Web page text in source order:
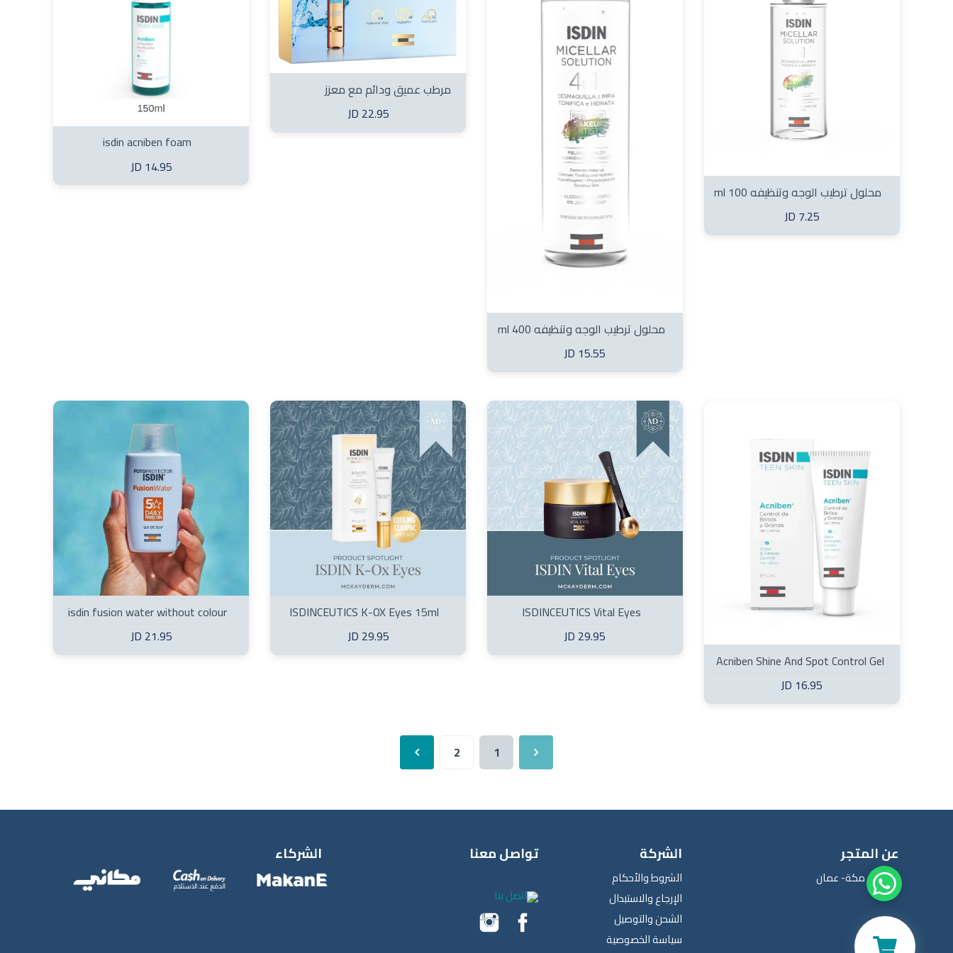
محلول ترطيب الوجه وتنظيفه 100 ml
7.25 JD
محلول ترطيب الوجه وتنظيفه 400 ml
15.55 JD
مرطب عميق ودائم مع معزز
22.95 JD
isdin acniben foam
14.95 JD
Acniben Shine And Spot Control Gel
16.95 JD
ISDINCEUTICS Vital Eyes
29.95 JD
ISDINCEUTICS K-OX Eyes 15ml
29.95 JD
isdin fusion water without colour
21.95 JD
1
2
عن المتجر
📍شارع مكة- عمان
الشركة
الشروط والأحكام
الإرجاع والاستبدال
الشحن والتوصيل
سياسة الخصوصية
تواصل معنا
اتصل بنا
الشركاء